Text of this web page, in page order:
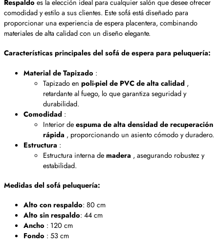
Respaldo es la elección ideal para cualquier salón que desee ofrecer
comodidad y estilo a sus clientes. Este sofá está diseñado para
proporcionar una experiencia de espera placentera, combinando
materiales de alta calidad con un diseño elegante.
Características principales del sofá de espera para peluquería:
Material de Tapizado :
Tapizado en poli-piel de PVC de alta calidad ,
retardante al fuego, lo que garantiza seguridad y
durabilidad.
Comodidad :
Interior deespuma de alta densidad de recuperación
rápida , proporcionando un asiento cómodo y duradero.
Estructura :
Estructura interna demadera , asegurando robustez y
estabilidad.
Medidas del sofá peluquería:
Alto con respaldo: 80 cm
Alto sin respaldo: 44 cm
Ancho : 120 cm
Fondo : 53 cm